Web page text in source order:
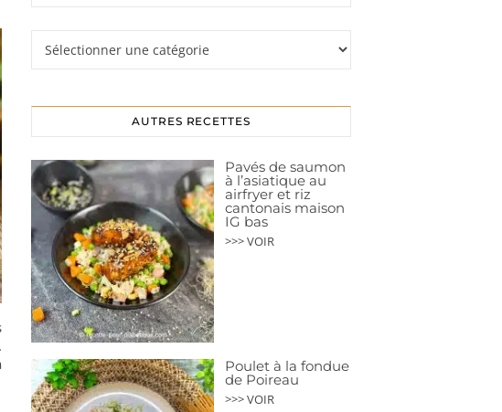
AUTRES RECETTES
Pavés de saumon
à l’asiatique au
airfryer et riz
cantonais maison
IG bas
>>> VOIR
Poulet à la fondue
de Poireau
>>> VOIR